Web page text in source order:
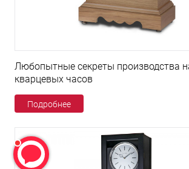
Любопытные секреты производства
кварцевых часов
Подробнее